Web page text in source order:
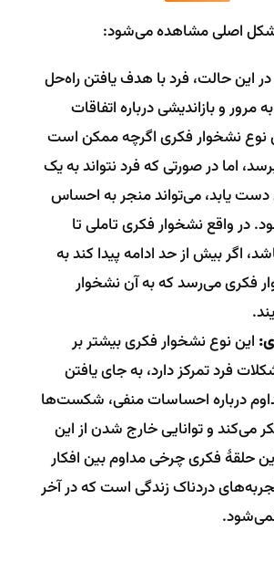
شکل اصلی مشاهده می‌شود:
در این حالت، فرد با هدف یافتن راه‌حل
مرور و بازاندیشی درباره اتفاقات
نوع نشخوار فکری اگرچه ممکن است
اما در صورتی که فرد نتواند به یک
دست یابد، می‌تواند منجر به احساس
در واقع نشخوار فکری تاملی تا
اگر بیش از حد ادامه پیدا کند به
فکری می‌رسد که به آن نشخوار
این نوع نشخوار فکری بیشتر بر
فرد تمرکز دارد، به‌ جای یافتن
درباره احساسات منفی، شکست‌ها
می‌کند و توانایی خارج شدن از این
حلقۀ فکری چرخی مداوم بین افکار
دردناک زندگی است که در آخر